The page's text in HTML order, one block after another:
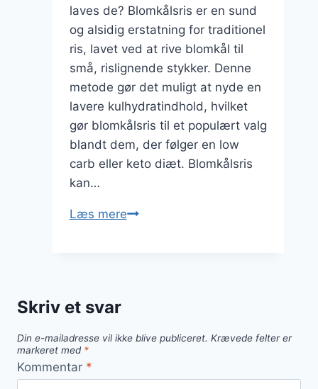
laves de? Blomkålsris er en sund
og alsidig erstatning for traditionel
ris, lavet ved at rive blomkål til
små, rislignende stykker. Denne
metode gør det muligt at nyde en
lavere kulhydratindhold, hvilket
gør blomkålsris til et populært valg
blandt dem, der følger en low
carb eller keto diæt. Blomkålsris
kan…
Læs mereBlomkålsris
Skriv et svar
Din e-mailadresse vil ikke blive publiceret. Krævede felter er
markeret med *
Kommentar *